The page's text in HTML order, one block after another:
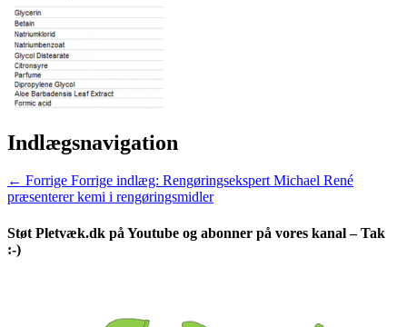
Indlægsnavigation
← Forrige Forrige indlæg: Rengøringsekspert Michael René
præsenterer kemi i rengøringsmidler
Støt Pletvæk.dk på Youtube og abonner på vores kanal – Tak
:-)